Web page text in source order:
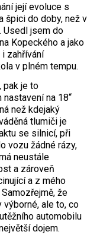
její evoluce s
špici do doby, než v
Usedl jsem do
Kopeckého a jako
zahřívání
v plném tempu.
pak je to
na 18“
než kdejaký
tlumiči je
se silnicí, při
vozu žádné rázy,
neustále
a zároveň
a z mého
že
výborné, ale to, co
automobilu
dojem.